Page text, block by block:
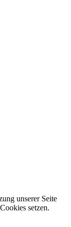
unserer Seite
setzen.